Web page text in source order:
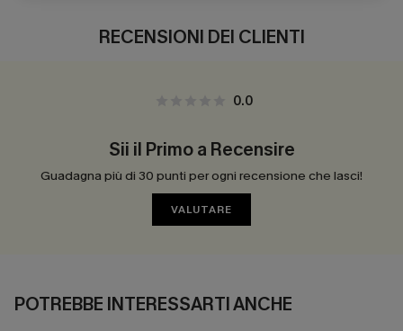
RECENSIONI DEI CLIENTI
0.0
Sii il Primo a Recensire
Guadagna più di 30 punti per ogni recensione che lasci!
VALUTARE
POTREBBE INTERESSARTI ANCHE